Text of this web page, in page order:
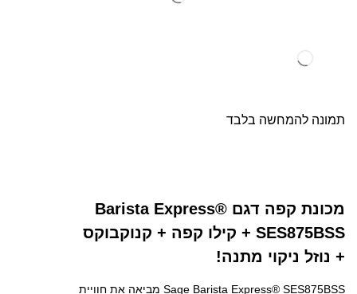
תמונה להמחשה בלבד
מכונת קפה דגם Barista Express®
SES875BSS + קילו קפה + קנוקבוקס
+ נוזל ניקוי מתנה!
Sage Barista Express® SES875BSS מביאה את חוויית